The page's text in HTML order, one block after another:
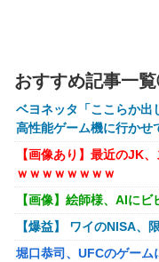
くって終わるｗｗｗ
を減らすチート技が
【動画】大阪府警に
そうに死ぬ
【悲報】黒人、卑怯
【画像】井口裕香
いデカイｗｗｗｗｗ
おすすめ記事一
ベヨネッタ「ここらか出
高性能ゲーム機に行かせ
【画像あり】最近のJK
ｗｗｗｗｗｗｗｗ
【画像】絵師様、AIに
【爆益】 ワイのNISA、
堀口恭司、UFCのゲーム